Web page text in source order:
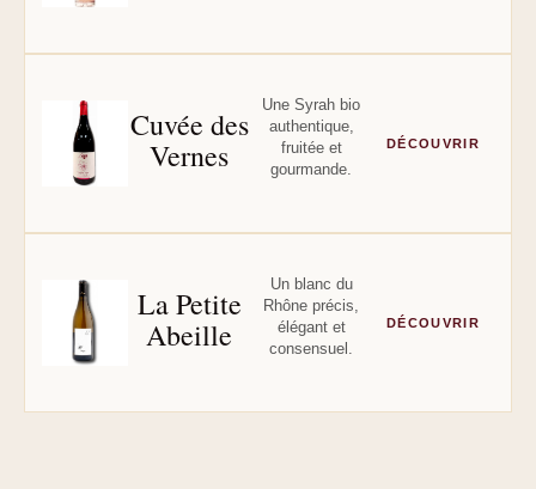
Cuvée des
Vernes
Une Syrah bio
authentique,
fruitée et
gourmande.
DÉCOUVRIR
La Petite
Abeille
Un blanc du
Rhône précis,
élégant et
consensuel.
DÉCOUVRIR